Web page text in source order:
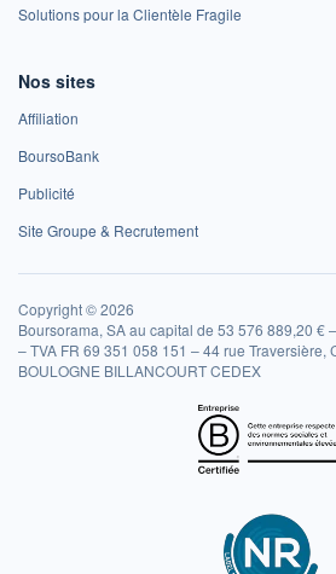
Solutions pour la Clientèle Fragile
Nos sites
Affiliation
BoursoBank
Publicité
Site Groupe & Recrutement
Copyright © 2026
Boursorama, SA au capital de 53 576 889,20 €
– TVA FR 69 351 058 151 – 44 rue Traversière,
BOULOGNE BILLANCOURT CEDEX